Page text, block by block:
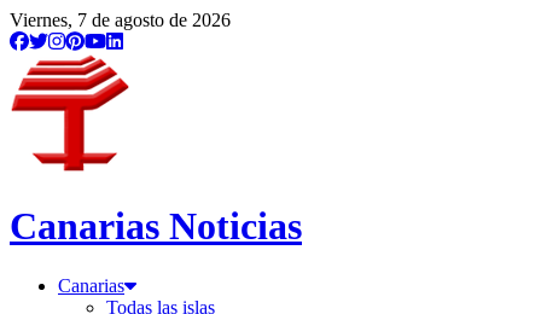
Viernes, 7 de agosto de 2026
Canarias Noticias
Canarias
Todas las islas